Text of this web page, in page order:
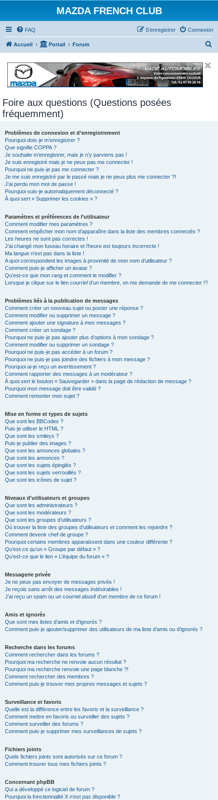
MAZDA FRENCH CLUB
FAQ Connexion
S’enregistrer
Accueil Portail Forum
Foire aux questions (Questions posées
fréquemment)
Problèmes de connexion et d’enregistrement
Pourquoi dois-je m’enregistrer ?
Que signifie COPPA ?
Je souhaite m’enregistrer, mais je n’y parviens pas !
Je suis enregistré mais je ne peux pas me connecter !
Pourquoi ne puis-je pas me connecter ?
Je me suis enregistré par le passé mais je ne peux plus me connecter ?!
J’ai perdu mon mot de passe !
Pourquoi suis-je automatiquement déconnecté ?
À quoi sert « Supprimer les cookies » ?
Paramètres et préférences de l’utilisateur
Comment modifier mes paramètres ?
Comment empêcher mon nom d’apparaître dans la liste des membres connectés ?
Les heures ne sont pas correctes !
J’ai changé mon fuseau horaire et l’heure est toujours incorrecte !
Ma langue n’est pas dans la liste !
A quoi correspondent les images à proximité de mon nom d’utilisateur ?
Comment puis-je afficher un avatar ?
Qu’est-ce que mon rang et comment le modifier ?
Lorsque je clique sur le lien courrield’un membre, on me demande de me connecter !?
Problèmes liés à la publication de messages
Comment créer un nouveau sujet ou poster une réponse ?
Comment modifier ou supprimer un message ?
Comment ajouter une signature à mes messages ?
Comment créer un sondage ?
Pourquoi ne puis-je pas ajouter plus d’options à mon sondage ?
Comment modifier ou supprimer un sondage ?
Pourquoi ne puis-je pas accéder à un forum ?
Pourquoi ne puis-je pas joindre des fichiers à mon message ?
Pourquoi ai-je reçu un avertissement ?
Comment rapporter des messages à un modérateur ?
À quoi sert le bouton « Sauvegarder » dans la page de rédaction de message ?
Pourquoi mon message doit être validé ?
Comment remonter mon sujet ?
Mise en forme et types de sujets
Que sont les BBCodes ?
Puis-je utiliser le HTML ?
Que sont les smileys ?
Puis-je publier des images ?
Que sont les annonces globales ?
Que sont les annonces ?
Que sont les sujets épinglés ?
Que sont les sujets verrouillés ?
Que sont les icônes de sujet ?
Niveaux d’utilisateurs et groupes
Que sont les administrateurs ?
Que sont les modérateurs ?
Que sont les groupes d’utilisateurs ?
Où trouver la liste des groupes d’utilisateurs et comment les rejoindre ?
Comment devenir chef de groupe ?
Pourquoi certains membres apparaissent dans une couleur différente ?
Qu’est-ce qu’un « Groupe par défaut » ?
Qu’est-ce que le lien « L’équipe du forum » ?
Messagerie privée
Je ne peux pas envoyer de messages privés !
Je reçois sans arrêt des messages indésirables !
J’ai reçu un spam ou un courriel abusif d’un membre de ce forum !
Amis et ignorés
Que sont mes listes d’amis et d’ignorés ?
Comment puis-je ajouter/supprimer des utilisateurs de ma liste d’amis ou d’ignorés ?
Recherche dans les forums
Comment rechercher dans les forums ?
Pourquoi ma recherche ne renvoie aucun résultat ?
Pourquoi ma recherche renvoie une page blanche ?!
Comment rechercher des membres ?
Comment puis-je trouver mes propres messages et sujets ?
Surveillance et favoris
Quelle est la différence entre les favoris et la surveillance ?
Comment mettre en favoris ou surveiller des sujets ?
Comment surveiller des forums ?
Comment puis-je supprimer mes surveillances de sujets ?
Fichiers joints
Quels fichiers joints sont autorisés sur ce forum ?
Comment trouver tous mes fichiers joints ?
Concernant phpBB
Qui a développé ce logiciel de forum ?
Pourquoi la fonctionnalité X n’est pas disponible ?